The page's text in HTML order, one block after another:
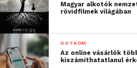
Magyar alkotók
rövidfilmek világában
DOTKOM
Az online vásárlók
kiszámíthatatlanul